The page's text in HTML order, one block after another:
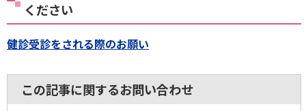
ください
健診受診をされる際のお願い
この記事に関するお問い合わせ